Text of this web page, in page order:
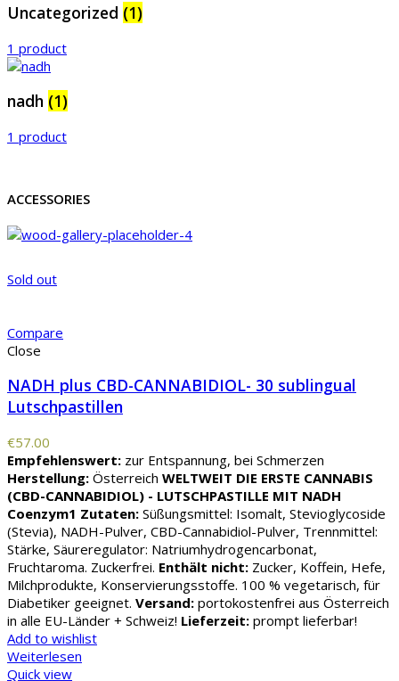
Uncategorized (1)
1 product
nadh (1)
1 product
ACCESSORIES
Sold out
Compare
Close
NADH plus CBD-CANNABIDIOL- 30 sublingual
Lutschpastillen
€57.00
Empfehlenswert: zur Entspannung, bei Schmerzen
Herstellung: Österreich WELTWEIT DIE ERSTE CANNABIS
(CBD-CANNABIDIOL) - LUTSCHPASTILLE MIT NADH
Coenzym1 Zutaten: Süßungsmittel: Isomalt, Stevioglycoside
(Stevia), NADH-Pulver, CBD-Cannabidiol-Pulver, Trennmittel:
Stärke, Säureregulator: Natriumhydrogencarbonat,
Fruchtaroma. Zuckerfrei. Enthält nicht: Zucker, Koffein, Hefe,
Milchprodukte, Konservierungsstoffe. 100 % vegetarisch, für
Diabetiker geeignet. Versand: portokostenfrei aus Österreich
in alle EU-Länder + Schweiz! Lieferzeit: prompt lieferbar!
Add to wishlist
Weiterlesen
Quick view